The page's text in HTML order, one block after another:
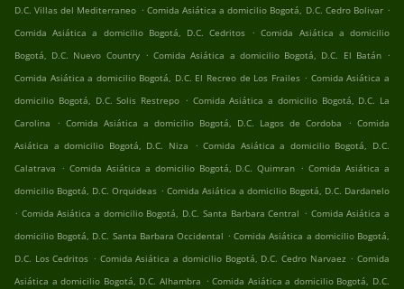
D.C. Villas del Mediterraneo . Comida Asiática a domicilio Bogotá, D.C. Cedro Bolivar .
Comida Asiática a domicilio Bogotá, D.C. Cedritos . Comida Asiática a domicilio
Bogotá, D.C. Nuevo Country . Comida Asiática a domicilio Bogotá, D.C. El Batán .
Comida Asiática a domicilio Bogotá, D.C. El Recreo de Los Frailes . Comida Asiática a
domicilio Bogotá, D.C. Solis Restrepo . Comida Asiática a domicilio Bogotá, D.C. La
Carolina
. Comida Asiática a domicilio Bogotá, D.C. Lagos de Cordoba . Comida
Asiática a domicilio Bogotá, D.C. Niza
. Comida Asiática a domicilio Bogotá, D.C.
Calatrava . Comida Asiática a domicilio Bogotá, D.C. Quimran . Comida Asiática a
domicilio Bogotá, D.C. Orquideas . Comida Asiática a domicilio Bogotá, D.C. Dardanelo
. Comida Asiática a domicilio Bogotá, D.C. Santa Barbara Central . Comida Asiática a
domicilio Bogotá, D.C. Santa Barbara Occidental . Comida Asiática a domicilio Bogotá,
D.C. Los Cedritos . Comida Asiática a domicilio Bogotá, D.C. Cedro Narvaez . Comida
Asiática a domicilio Bogotá, D.C. Alhambra . Comida Asiática a domicilio Bogotá, D.C.